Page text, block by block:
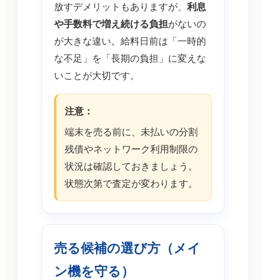
放すデメリットもありますが、 利息
や手数料で増え続ける負担がないの
が大きな違い。給料日前は「一時的
な不足」を「長期の負担」に変えな
いことが大切です。
注意：
端末を売る前に、未払いの分割
残債やネットワーク利用制限の
状況は確認しておきましょう。
状態次第で査定が変わります。
売る候補の選び方（メイ
ン機を守る）